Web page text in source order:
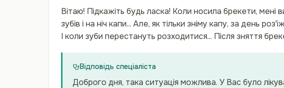
Вітаю! Підкажіть будь ласка! Коли носила брекети, мені
зубів і на ніч капи... Але, як тільки зніму капу, за день
І коли зуби перестануть розходитися... Після зняття
Відповідь спеціаліста
Доброго дня, така ситуація можлива. У Вас було